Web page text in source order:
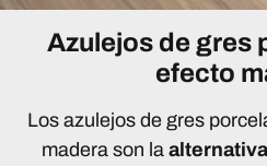
Azulejos de gres
efecto
Los azulejos de gres
madera son la